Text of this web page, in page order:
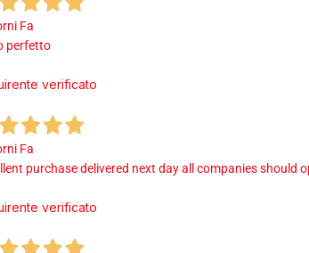
Fa
perfetto
verificato
Fa
purchase delivered next day all companies should
verificato